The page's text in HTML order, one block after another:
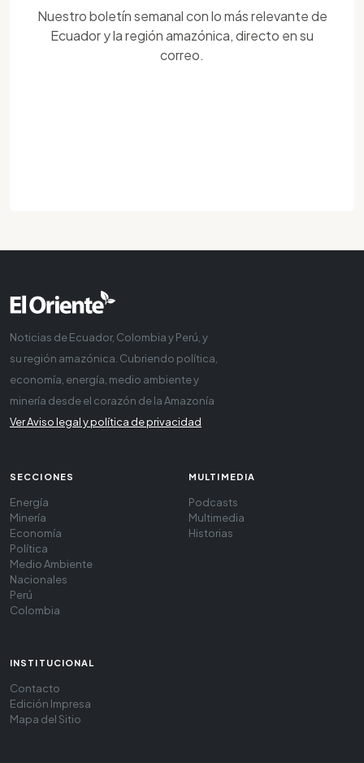
Nuestro boletín semanal con lo más relevante de
Ecuador y la región amazónica, directo en su
correo.
Noticias de Ecuador, Colombia y Perú, y
su región amazónica. Cubriendo política,
economía, energía, medio ambiente y
minería desde el corazón de la Amazonía
Ver Aviso legal y política de privacidad
SECCIONES
Energía
Minería
Economía
Política
Medio Ambiente
Nacionales
Perú
Colombia
MULTIMEDIA
Podcasts
Multimedia
Historias
INSTITUCIONAL
Contacto
Edición Impresa
Mapa del Sitio